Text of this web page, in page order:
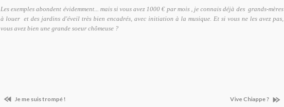
Les exemples abondent évidemment... mais si vous avez 1000 € par mois , je connais déjà des grands-mères
à louer et des jardins d'éveil très bien encadrés, avec initiation à la musique. Et si vous ne les avez pas,
vous avez bien une grande soeur chômeuse ?
Je me suis trompé ! Vive Chiappe ?